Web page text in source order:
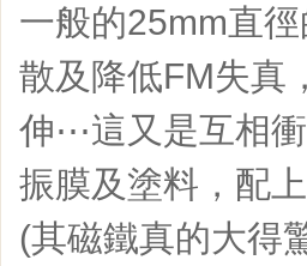
一般的25mm直
散及降低FM失真
伸⋯這又是互相
振膜及塗料，配
(其磁鐵真的大得